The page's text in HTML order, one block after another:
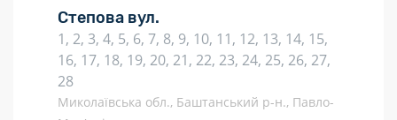
Степова вул.
1, 2, 3, 4, 5, 6, 7, 8, 9, 10, 11, 12, 13, 14, 15,
16, 17, 18, 19, 20, 21, 22, 23, 24, 25, 26, 27,
28
Миколаївська обл., Баштанський р-н., Павло-